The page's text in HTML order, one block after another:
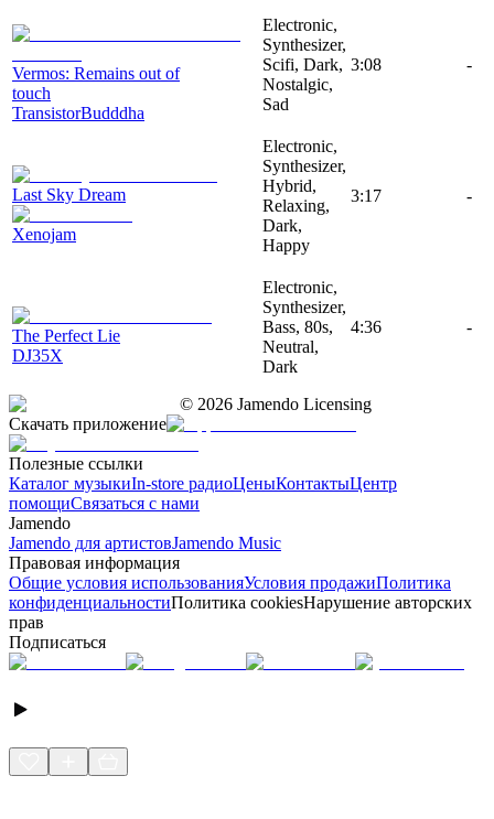
Vermos: Remains out of
touch
TransistorBudddha
Electronic,
Synthesizer,
Scifi, Dark,
Nostalgic,
Sad
3:08 -
Last Sky Dream
Xenojam
Electronic,
Synthesizer,
Hybrid,
Relaxing,
Dark,
Happy
3:17 -
The Perfect Lie
DJ35X
Electronic,
Synthesizer,
Bass, 80s,
Neutral,
Dark
4:36 -
© 2026 Jamendo Licensing
Скачать приложение
Полезные ссылки
Каталог музыкиIn-store радиоЦеныКонтактыЦентр
помощиСвязаться с нами
Jamendo
Jamendo для артистовJamendo Music
Правовая информация
Общие условия использованияУсловия продажиПолитика
конфиденциальностиПолитика cookiesНарушение авторских
прав
Подписаться